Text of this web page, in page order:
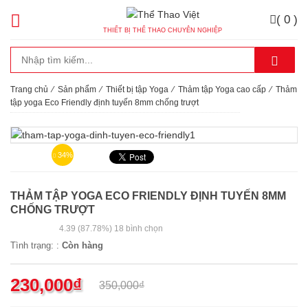
THIẾT BỊ THỂ THAO CHUYÊN NGHIỆP
( 0 )
Trang chủ ⁄ Sản phẩm ⁄ Thiết bị tập Yoga ⁄ Thảm tập Yoga cao cấp ⁄ Thảm
tập yoga Eco Friendly định tuyến 8mm chống trượt
34%
THẢM TẬP YOGA ECO FRIENDLY ĐỊNH TUYẾN 8MM
CHỐNG TRƯỢT
4.39 (87.78%) 18 bình chọn
Tình trạng: : Còn hàng
350,000₫
230,000₫